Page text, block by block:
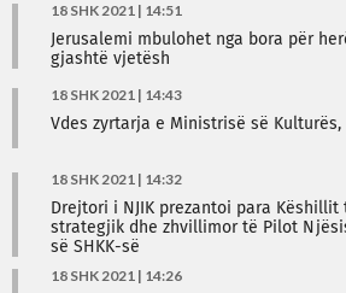
18 SHK 2021 | 14:51
Jerusalemi mbulohet nga bora për
gjashtë vjetësh
18 SHK 2021 | 14:43
Vdes zyrtarja e Ministrisë së
18 SHK 2021 | 14:32
Drejtori i NJIK prezantoi para Këshillit
strategjik dhe zhvillimor të Pilot
së SHKK-së
18 SHK 2021 | 14:26